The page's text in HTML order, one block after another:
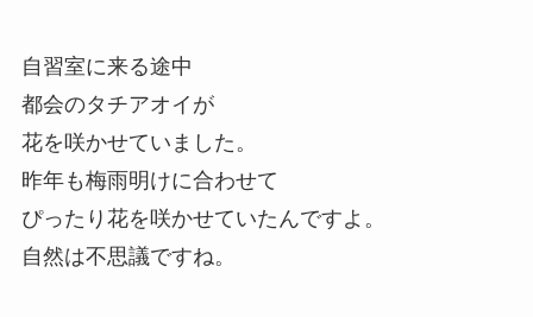
自習室に来る途中
都会のタチアオイが
花を咲かせていました。
昨年も梅雨明けに合わせて
ぴったり花を咲かせていたんですよ。
自然は不思議ですね。